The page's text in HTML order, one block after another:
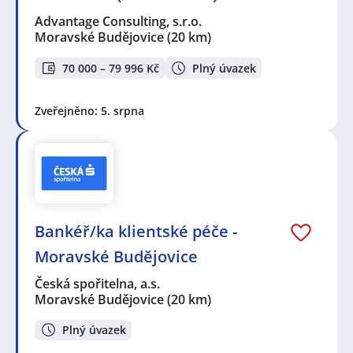
Advantage Consulting, s.r.o.
Moravské Budějovice(20 km)
70 000 – 79 996 Kč Plný úvazek
Zveřejněno: 5. srpna
Bankéř/ka klientské péče -
Moravské Budějovice
Česká spořitelna, a.s.
Moravské Budějovice(20 km)
Plný úvazek